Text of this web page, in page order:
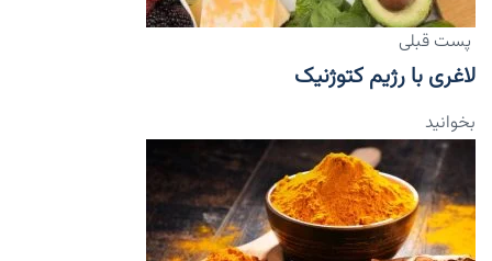
پست قبلی
لاغری با رژیم کتوژنیک
بخوانید